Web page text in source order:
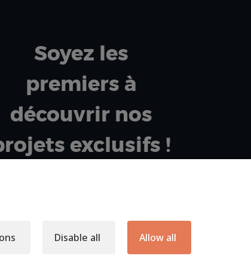
Soyez les
premiers à
découvrir nos
exclusifs !
de m’inscrire à la newsletter et à
Disable all Allow all